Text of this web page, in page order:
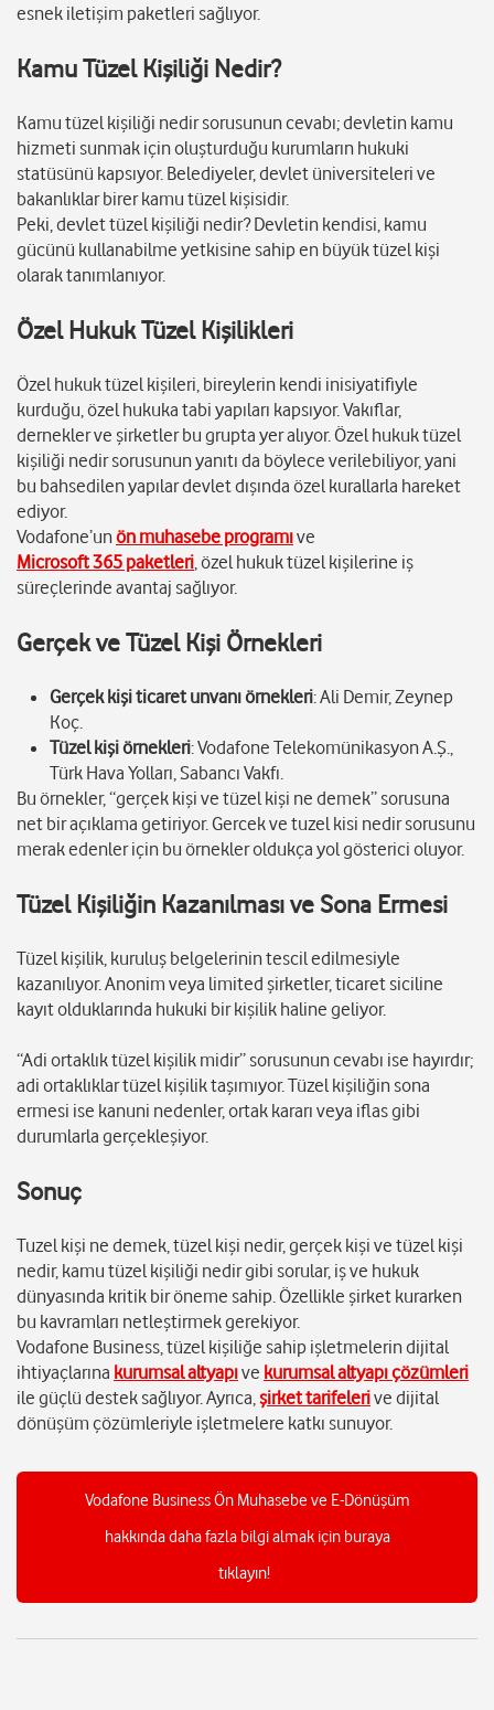
esnek iletişim paketleri sağlıyor.
Kamu Tüzel Kişiliği Nedir?
Kamu tüzel kişiliği nedir sorusunun cevabı; devletin kamu
hizmeti sunmak için oluşturduğu kurumların hukuki
statüsünü kapsıyor. Belediyeler, devlet üniversiteleri ve
bakanlıklar birer kamu tüzel kişisidir.
Peki, devlet tüzel kişiliği nedir? Devletin kendisi, kamu
gücünü kullanabilme yetkisine sahip en büyük tüzel kişi
olarak tanımlanıyor.
Özel Hukuk Tüzel Kişilikleri
Özel hukuk tüzel kişileri, bireylerin kendi inisiyatifiyle
kurduğu, özel hukuka tabi yapıları kapsıyor. Vakıflar,
dernekler ve şirketler bu grupta yer alıyor. Özel hukuk tüzel
kişiliği nedir sorusunun yanıtı da böylece verilebiliyor, yani
bu bahsedilen yapılar devlet dışında özel kurallarla hareket
ediyor.
Vodafone’unön muhasebe programıve
Microsoft 365 paketleri, özel hukuk tüzel kişilerine iş
süreçlerinde avantaj sağlıyor.
Gerçek ve Tüzel Kişi Örnekleri
Gerçek kişi ticaret unvanı örnekleri: Ali Demir, Zeynep
Koç.
Tüzel kişi örnekleri: Vodafone Telekomünikasyon A.Ş.,
Türk Hava Yolları, Sabancı Vakfı.
Bu örnekler, “gerçek kişi ve tüzel kişi ne demek” sorusuna
net bir açıklama getiriyor. Gercek ve tuzel kisi nedir sorusunu
merak edenler için bu örnekler oldukça yol gösterici oluyor.
Tüzel Kişiliğin Kazanılması ve Sona Ermesi
Tüzel kişilik, kuruluş belgelerinin tescil edilmesiyle
kazanılıyor. Anonim veya limited şirketler, ticaret siciline
kayıt olduklarında hukuki bir kişilik haline geliyor.
“Adi ortaklık tüzel kişilik midir” sorusunun cevabı ise hayırdır;
adi ortaklıklar tüzel kişilik taşımıyor. Tüzel kişiliğin sona
ermesi ise kanuni nedenler, ortak kararı veya iflas gibi
durumlarla gerçekleşiyor.
Sonuç
Tuzel kişi ne demek, tüzel kişi nedir, gerçek kişi ve tüzel kişi
nedir, kamu tüzel kişiliği nedir gibi sorular, iş ve hukuk
dünyasında kritik bir öneme sahip. Özellikle şirket kurarken
bu kavramları netleştirmek gerekiyor.
Vodafone Business, tüzel kişiliğe sahip işletmelerin dijital
ihtiyaçlarına kurumsal altyapıve kurumsal altyapı çözümleri
ile güçlü destek sağlıyor. Ayrıca,şirket tarifelerive dijital
dönüşüm çözümleriyle işletmelere katkı sunuyor.
Vodafone Business Ön Muhasebe ve E-Dönüşüm
hakkında daha fazla bilgi almak için buraya
tıklayın!